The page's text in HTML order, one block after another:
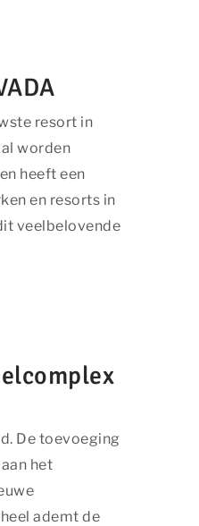
resort in
worden
heeft een
en resorts in
veelbelovende
De toevoeging
het
ademt de